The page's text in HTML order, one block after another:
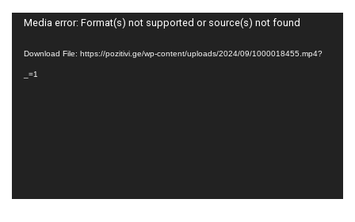
Video
Media error: Format(s) not supported or source(s) not found
Download File: https://pozitivi.ge/wp-content/uploads/2024/09/1000018455.mp4?
_=1